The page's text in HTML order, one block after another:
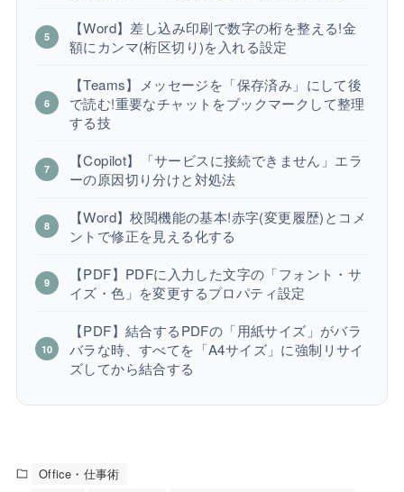
【Word】差し込み印刷で数字の桁を整える!金
額にカンマ(桁区切り)を入れる設定
【Teams】メッセージを「保存済み」にして後
で読む!重要なチャットをブックマークして整理
する技
【Copilot】「サービスに接続できません」エラ
ーの原因切り分けと対処法
【Word】校閲機能の基本!赤字(変更履歴)とコメ
ントで修正を見える化する
【PDF】PDFに入力した文字の「フォント・サ
イズ・色」を変更するプロパティ設定
【PDF】結合するPDFの「用紙サイズ」がバラ
バラな時、すべてを「A4サイズ」に強制リサイ
ズしてから結合する
Office・仕事術